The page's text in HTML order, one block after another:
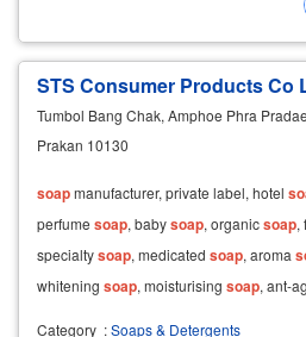
STS Consumer Products Co
Tumbol Bang Chak, Amphoe Phra
Prakan 10130
soapmanufacturer, private label, hotel
perfume soap, babysoap, organicsoap,
specialtysoap, medicated soap, aroma
whitening soap, moisturising soap, ant-
Category :Soaps & Detergents